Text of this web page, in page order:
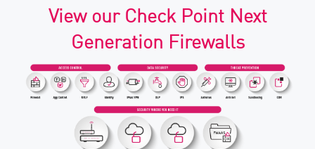
View our Check Point Next
Generation Firewalls